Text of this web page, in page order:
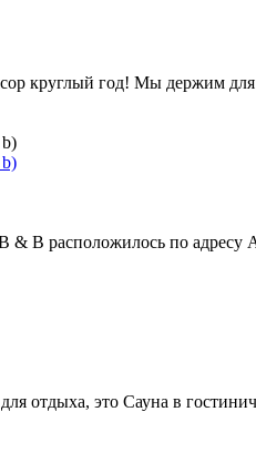
круглый год! Мы держим
& B расположилось по
отдыха, это Сауна в